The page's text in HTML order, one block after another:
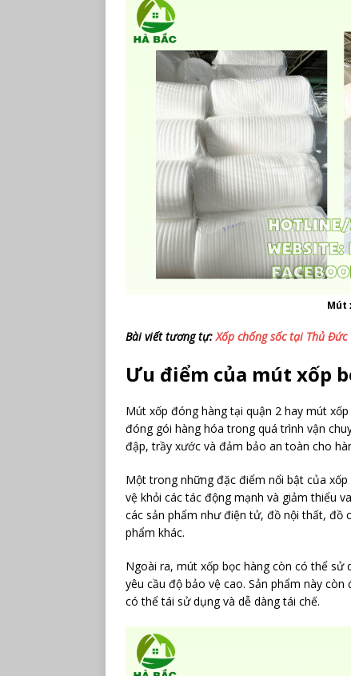
Mút
Bài viết tương tự:Xốp chống sốc tại Thủ Đức
Ưu điểm của mút xốp
Mút xốp đóng hàng tại quận 2 hay mút
đóng gói hàng hóa trong quá trình vận
đập, trầy xước và đảm bảo an toàn cho
Một trong những đặc điểm nổi bật của
vệ khỏi các tác động mạnh và giảm thiểu
các sản phẩm như điện tử, đồ nội thất, đồ
phẩm khác.
Ngoài ra, mút xốp bọc hàng còn có thể sử
yêu cầu độ bảo vệ cao. Sản phẩm này
có thể tái sử dụng và dễ dàng tái chế.